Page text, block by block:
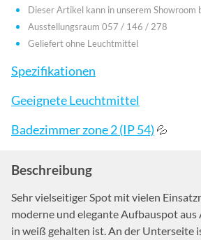
Dieser Artikel kann in unserem Showroom
Ausstellungsraum 057 / 146 / 278
Geliefert ohne Leuchtmittel
Spezifikationen
Geeignete Leuchtmittel
Badezimmer zone 2 (IP 54) 💦
Beschreibung
Sehr vielseitiger Spot mit vielen
moderne und elegante Aufbauspot
in weiß gehalten ist. An der Unterseite